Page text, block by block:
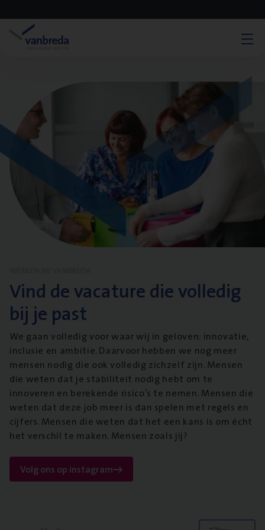
Vind de vacature die volledig
bij je past
We gaan volledig voor waar wij in geloven: innovatie,
inclusie en ambitie. Daarvoor hebben we nog meer
mensen nodig die ook volledig zichzelf zijn. Mensen
die weten dat je stabiliteit nodig hebt om te
innoveren en berekende risico’s te nemen. Mensen die
weten dat deze job meer is dan spelen met regels en
cijfers. Mensen die weten dat het een kans is om écht
het verschil te maken. Mensen zoals jij?
Volg ons op instagram